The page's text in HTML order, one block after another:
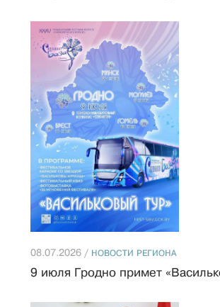
08.07.2026 / НОВОСТИ РЕГИОНА
9 июля Гродно примет